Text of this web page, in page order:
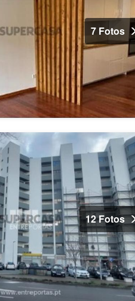
7 Fotos
12 Fotos